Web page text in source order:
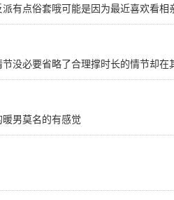
有点俗套哦可能是因为最近喜欢看相
没必要省略了合理撑时长的情节却
男莫名的有感觉